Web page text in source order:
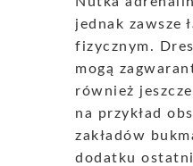
jednak zawsze
fizycznym.
mogą
również
na przykład
zakładów
dodatku